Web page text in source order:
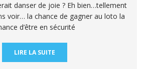
danser de joie ? Eh bien…tellement
voir… la chance de gagner au loto la
d’être en sécurité
LIRE LA SUITE